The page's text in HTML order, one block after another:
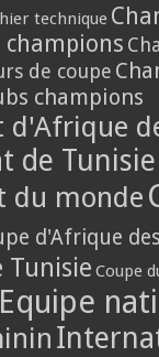
technique
champions
de coupe
champions
d'Afrique
de Tunisie
du monde
d'Afrique
Tunisie Coupe
Equipe